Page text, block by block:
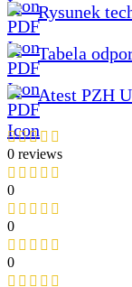
Rysunek
Tabela
Atest PZH
0 reviews
0
0
0